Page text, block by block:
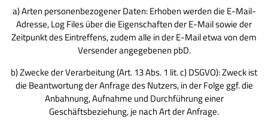
a) Arten personenbezogener Daten: Erhoben werden die E-Mail-
Adresse, Log Files über die Eigen­schaften der E-Mail sowie der
Zeitpunkt des Eintreffens, zudem alle in der E-Mail et­wa von dem
Versender angegebenen pbD.
b) Zwecke der Verarbeitung (Art. 13 Abs. 1 lit. c) DSGVO): Zweck ist
die Beantwortung der Anfrage des Nutzers, in der Folge ggf. die
Anbahnung, Aufnahme und Durchführung einer
Geschäftsbeziehung, je nach Art der Anfrage.